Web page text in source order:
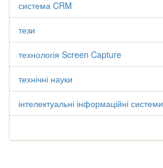
система CRM
тези
технологія Screen Capture
технічні науки
інтелектуальні інформаційні системи